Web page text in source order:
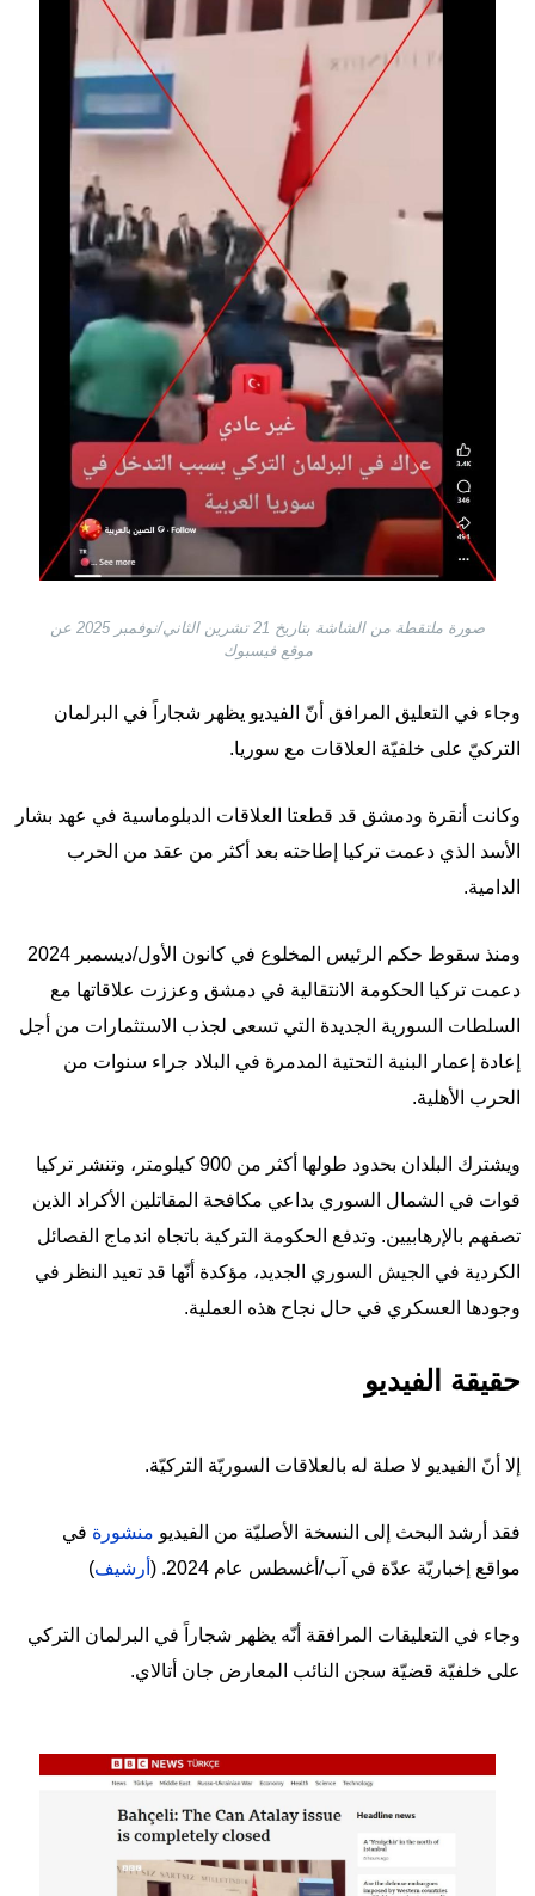
صورة ملتقطة من الشاشة بتاريخ 21 تشرين الثاني/نوفمبر 2025 عن
موقع فيسبوك
وجاء في التعليق المرافق أنّ الفيديو يظهر شجاراً في البرلمان
التركيّ على خلفيّة العلاقات مع سوريا.
وكانت أنقرة ودمشق قد قطعتا العلاقات الدبلوماسية في عهد بشار
الأسد الذي دعمت تركيا إطاحته بعد أكثر من عقد من الحرب
الدامية.
ومنذ سقوط حكم الرئيس المخلوع في كانون الأول/ديسمبر 2024
دعمت تركيا الحكومة الانتقالية في دمشق وعززت علاقاتها مع
السلطات السورية الجديدة التي تسعى لجذب الاستثمارات من أجل
إعادة إعمار البنية التحتية المدمرة في البلاد جراء سنوات من
الحرب الأهلية.
ويشترك البلدان بحدود طولها أكثر من 900 كيلومتر، وتنشر تركيا
قوات في الشمال السوري بداعي مكافحة المقاتلين الأكراد الذين
تصفهم بالإرهابيين. وتدفع الحكومة التركية باتجاه اندماج الفصائل
الكردية في الجيش السوري الجديد، مؤكدة أنّها قد تعيد النظر في
وجودها العسكري في حال نجاح هذه العملية.
حقيقة الفيديو
إلا أنّ الفيديو لا صلة له بالعلاقات السوريّة التركيّة.
فقد أرشد البحث إلى النسخة الأصليّة من الفيديو منشورة في
مواقع إخباريّة عدّة في آب/أغسطس عام 2024. (
أرشيف)
وجاء في التعليقات المرافقة أنّه يظهر شجاراً في البرلمان التركي
على خلفيّة قضيّة سجن النائب المعارض جان أتالاي.